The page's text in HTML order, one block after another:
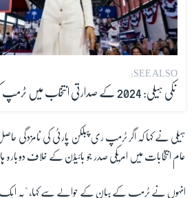
SEE ALSO:
نکی ہیلی: 2024 کے صدارتی انتخاب میں ٹرمپ کی ری پبلکن مد مقابل
عام انتخابات میں امریکی صدر جو بائیڈن کے خلاف دوبارہ
انہوں نے ٹرمپ کے بیان کے حوالے سے کہا، "یہ ایک